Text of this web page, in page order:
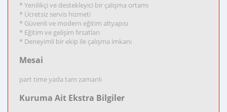
* Yenilikçi ve destekleyici bir çalışma ortamı
* Ücretsiz servis hizmeti
* Güvenli ve modern eğitim altyapısı
* Eğitim ve gelişim fırsatları
* Deneyimli bir ekip ile çalışma imkanı
Mesai
part time yada tam zamanlı
Kuruma Ait Ekstra Bilgiler